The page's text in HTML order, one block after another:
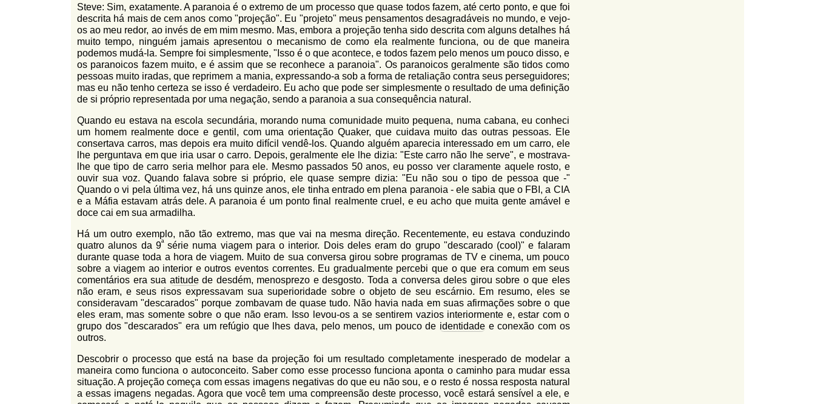
Steve: Sim, exatamente. A paranoia é o extremo de um processo que quase todos fazem, até certo ponto, e que foi
descrita há mais de cem anos como "projeção". Eu "projeto" meus pensamentos desagradáveis no mundo, e vejo-
os ao meu redor, ao invés de em mim mesmo. Mas, embora a projeção tenha sido descrita com alguns detalhes há
muito tempo, ninguém jamais apresentou o mecanismo de como ela realmente funciona, ou de que maneira
podemos mudá-la. Sempre foi simplesmente, "Isso é o que acontece, e todos fazem pelo menos um pouco disso, e
os paranoicos fazem muito, e é assim que se reconhece a paranoia". Os paranoicos geralmente são tidos como
pessoas muito iradas, que reprimem a mania, expressando-a sob a forma de retaliação contra seus perseguidores;
mas eu não tenho certeza se isso é verdadeiro. Eu acho que pode ser simplesmente o resultado de uma definição
de si próprio representada por uma negação, sendo a paranoia a sua consequência natural.
Quando eu estava na escola secundária, morando numa comunidade muito pequena, numa cabana, eu conheci
um homem realmente doce e gentil, com uma orientação Quaker, que cuidava muito das outras pessoas. Ele
consertava carros, mas depois era muito difícil vendê-los. Quando alguém aparecia interessado em um carro, ele
lhe perguntava em que iria usar o carro. Depois, geralmente ele lhe dizia: "Este carro não lhe serve", e mostrava-
lhe que tipo de carro seria melhor para ele. Mesmo passados 50 anos, eu posso ver claramente aquele rosto, e
ouvir sua voz. Quando falava sobre si próprio, ele quase sempre dizia: "Eu não sou o tipo de pessoa que -"
Quando o vi pela última vez, há uns quinze anos, ele tinha entrado em plena paranoia - ele sabia que o FBI, a CIA
e a Máfia estavam atrás dele. A paranoia é um ponto final realmente cruel, e eu acho que muita gente amável e
doce cai em sua armadilha.
Há um outro exemplo, não tão extremo, mas que vai na mesma direção. Recentemente, eu estava conduzindo
quatro alunos da 9ªsérie numa viagem para o interior. Dois deles eram do grupo "descarado (cool)" e falaram
durante quase toda a hora de viagem. Muito de sua conversa girou sobre programas de TV e cinema, um pouco
sobre a viagem ao interior e outros eventos correntes. Eu gradualmente percebi que o que era comum em seus
comentários era sua atitudede desdém, menosprezo e desgosto. Toda a conversa deles girou sobre o que eles
não eram, e seus risos expressavam sua superioridade sobre o objeto de seu escárnio. Em resumo, eles se
consideravam "descarados" porque zombavam de quase tudo. Não havia nada em suas afirmações sobre o que
eles eram, mas somente sobre o que não eram. Isso levou-os a se sentirem vazios interiormente e, estar com o
grupo dos "descarados" era um refúgio que lhes dava, pelo menos, um pouco de identidadee conexão com os
outros.
Descobrir o processo que está na base da projeção foi um resultado completamente inesperado de modelar a
maneira como funciona o autoconceito. Saber como esse processo funciona aponta o caminho para mudar essa
situação. A projeção começa com essas imagens negativas do que eu não sou, e o resto é nossa resposta natural
a essas imagens negadas. Agora que você tem uma compreensão deste processo, você estará sensível a ele, e